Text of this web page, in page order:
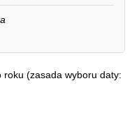
roku (zasada wyboru daty: